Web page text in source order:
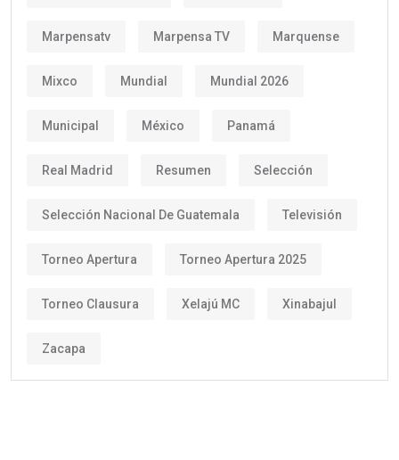
Marpensatv Marpensa TV Marquense
Mixco Mundial Mundial 2026
Municipal México Panamá
Real Madrid Resumen Selección
Selección Nacional De Guatemala Televisión
Torneo Apertura Torneo Apertura 2025
Torneo Clausura Xelajú MC Xinabajul
Zacapa